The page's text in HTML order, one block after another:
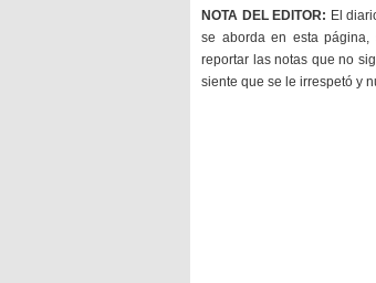
NOTA DEL EDITOR: El
se aborda en esta página,
reportar las notas que no
siente que se le irrespetó y